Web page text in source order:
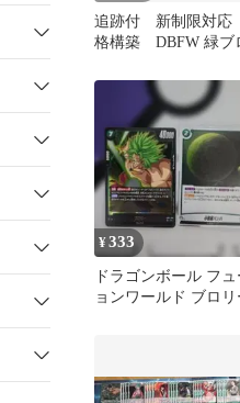
追跡付 新制限対
格構築 DBFW 緑ブ
ッキ
¥333
ドラゴンボール フュ
ョンワールド ブロリ